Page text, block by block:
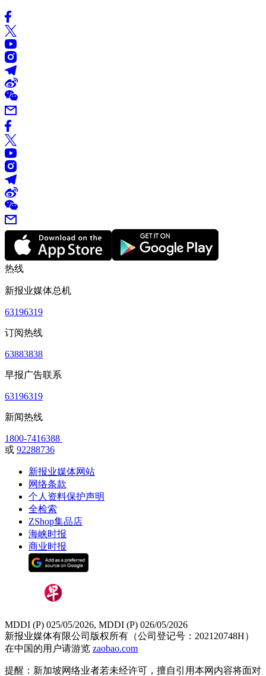
热线
新报业媒体总机
63196319
订阅热线
63883838
早报广告联系
63196319
新闻热线
1800-7416388
或 92288736
新报业媒体网站
网络条款
个人资料保护声明
全检索
ZShop集品店
海峡时报
商业时报
MDDI (P) 025/05/2026, MDDI (P) 026/05/2026
新报业媒体有限公司版权所有（公司登记号：202120748H）
在中国的用户请游览 zaobao.com
提醒：新加坡网络业者若未经许可，擅自引用本网内容将面对